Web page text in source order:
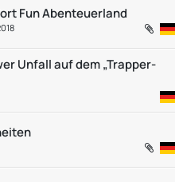
Fun Abenteuerland
Unfall auf dem „Trapper-